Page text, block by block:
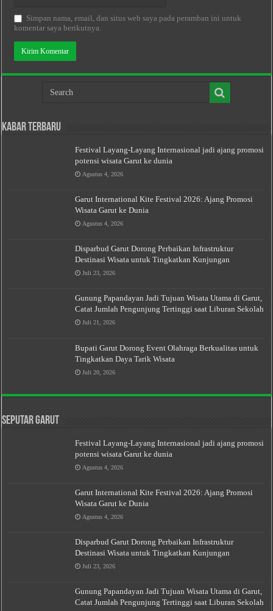
Simpan nama, email, dan situs web saya pada peramban ini untuk
komentar saya berikutnya.
Kabar Terbaru
Festival Layang-Layang Internasional jadi ajang promosi
potensi wisata Garut ke dunia
Agustus 4, 2026
Garut International Kite Festival 2026: Ajang Promosi
Wisata Garut ke Dunia
Agustus 4, 2026
Disparbud Garut Dorong Perbaikan Infrastruktur
Destinasi Wisata untuk Tingkatkan Kunjungan
Juli 23, 2026
Gunung Papandayan Jadi Tujuan Wisata Utama di Garut,
Catat Jumlah Pengunjung Tertinggi saat Liburan Sekolah
Juli 21, 2026
Bupati Garut Dorong Event Olahraga Berkualitas untuk
Tingkatkan Daya Tarik Wisata
Juli 20, 2026
Seputar Garut
Festival Layang-Layang Internasional jadi ajang promosi
potensi wisata Garut ke dunia
Agustus 4, 2026
Garut International Kite Festival 2026: Ajang Promosi
Wisata Garut ke Dunia
Agustus 4, 2026
Disparbud Garut Dorong Perbaikan Infrastruktur
Destinasi Wisata untuk Tingkatkan Kunjungan
Juli 23, 2026
Gunung Papandayan Jadi Tujuan Wisata Utama di Garut,
Catat Jumlah Pengunjung Tertinggi saat Liburan Sekolah